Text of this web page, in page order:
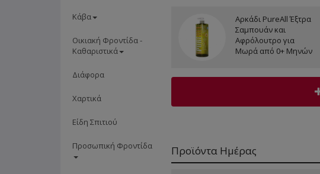
Κάβα
Οικιακή Φροντίδα -
Καθαριστικά
Διάφορα
Χαρτικά
Είδη Σπιτιού
Προσωπική Φροντίδα
Αρκάδι PureAll Έξτρα
Σαμπουάν και
Αφρόλουτρο για
Μωρά από 0+ Μηνών
Προϊόντα Ημέρας